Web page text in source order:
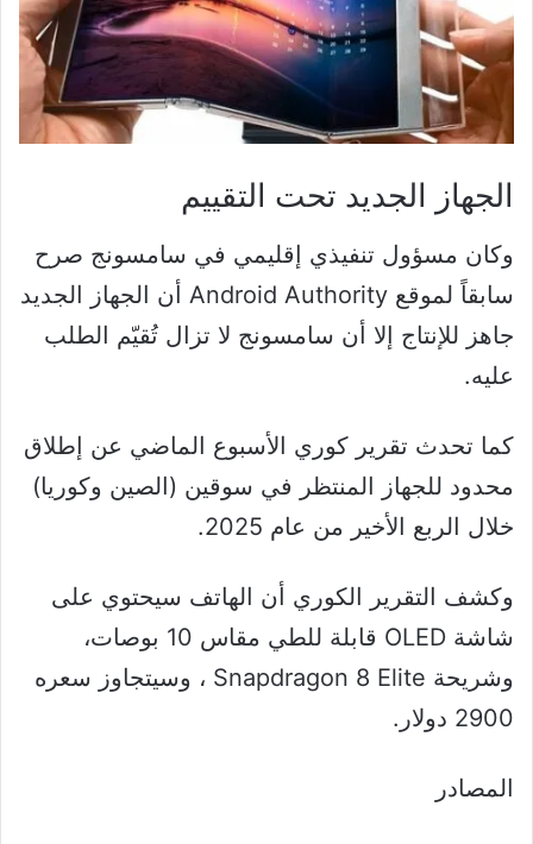
الجهاز الجديد تحت التقييم
وكان مسؤول تنفيذي إقليمي في سامسونج صرح
سابقاً لموقع Android Authority أن الجهاز الجديد
جاهز للإنتاج إلا أن سامسونج لا تزال تُقيّم الطلب
عليه.
كما تحدث تقرير كوري الأسبوع الماضي عن إطلاق
محدود للجهاز المنتظر في سوقين (الصين وكوريا)
خلال الربع الأخير من عام 2025.
وكشف التقرير الكوري أن الهاتف سيحتوي على
شاشة OLED قابلة للطي مقاس 10 بوصات،
وشريحة Snapdragon 8 Elite ، وسيتجاوز سعره
2900 دولار.
المصادر